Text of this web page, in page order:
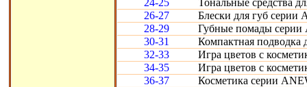
24-25
Тональные средства
26-27
Блески для губ серии
28-29
Губные помады серии
30-31
Компактная подводка
32-33
Игра цветов с
34-35
Игра цветов с
36-37
Косметика серии